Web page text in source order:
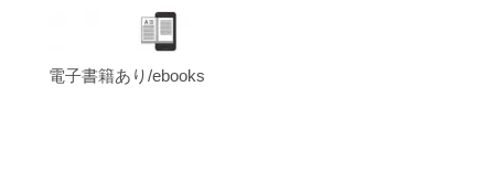
電子書籍あり/ebooks